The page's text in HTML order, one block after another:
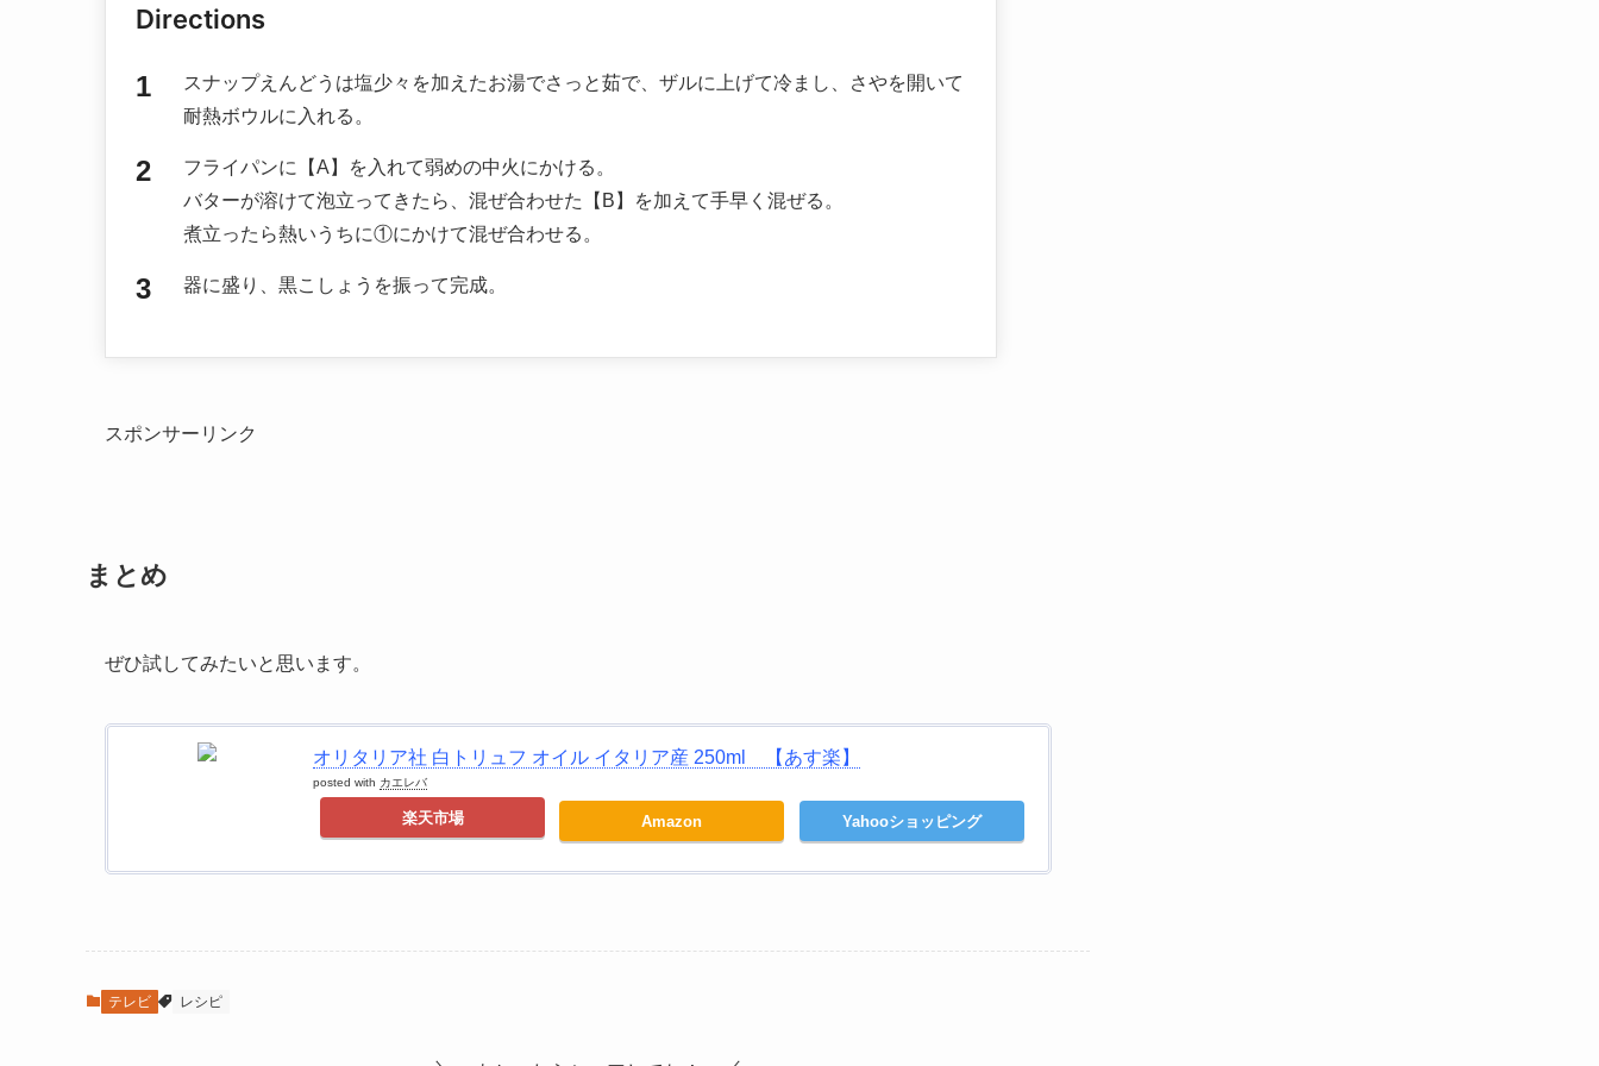
Directions
スナップえんどうは塩少々を加えたお湯でさっと茹で、ザルに上げて冷まし、さやを開いて
耐熱ボウルに入れる。
フライパンに【A】を入れて弱めの中火にかける。
バターが溶けて泡立ってきたら、混ぜ合わせた【B】を加えて手早く混ぜる。
煮立ったら熱いうちに①にかけて混ぜ合わせる。
器に盛り、黒こしょうを振って完成。
スポンサーリンク
まとめ
ぜひ試してみたいと思います。
オリタリア社 白トリュフ オイル イタリア産 250ml 【あす楽】
posted with カエレバ
楽天市場 Amazon Yahooショッピング
テレビ レシピ